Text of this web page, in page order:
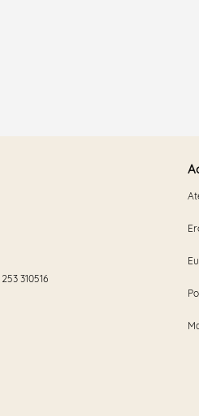
253 310516